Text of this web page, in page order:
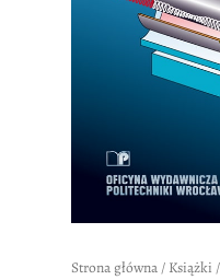
Strona główna/ Książki